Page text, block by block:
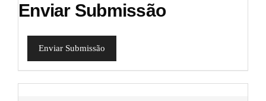
Enviar Submissão
Enviar Submissão